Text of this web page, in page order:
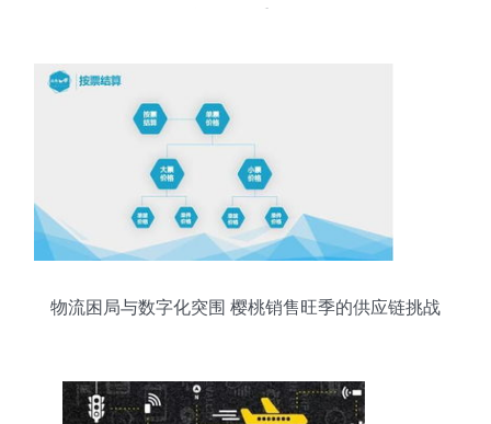
物流困局与数字化突围 樱桃销售旺季的供应链挑战